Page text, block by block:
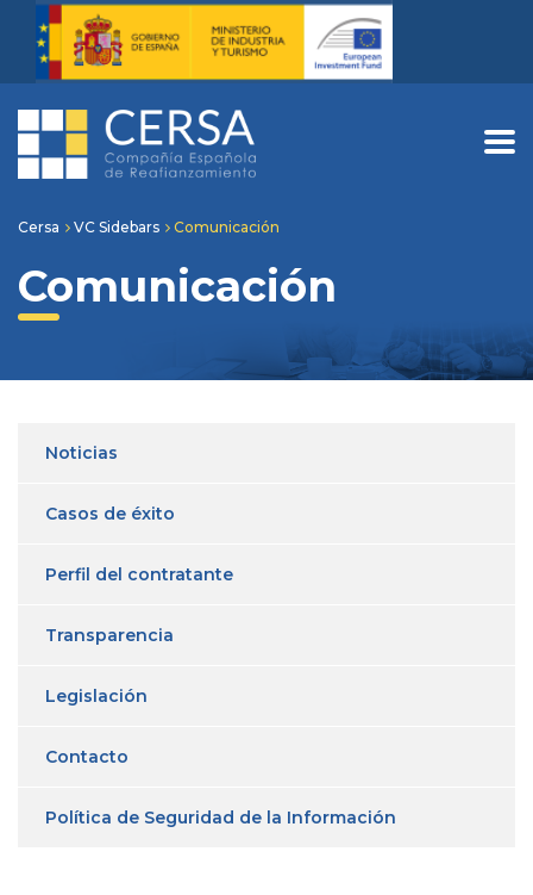
Cersa VC Sidebars Comunicación
Comunicación
Noticias
Casos de éxito
Perfil del contratante
Transparencia
Legislación
Contacto
Política de Seguridad de la Información